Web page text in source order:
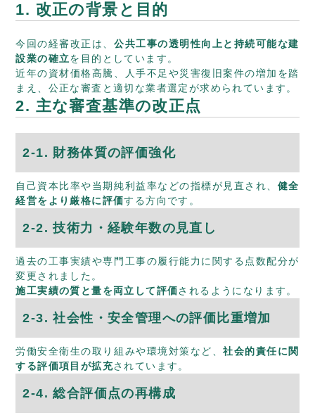
1. 改正の背景と目的
今回の経審改正は、 公共工事の透明性向上と持続可能な建
設業の確立を目的としています。
近年の資材価格高騰、人手不足や災害復旧案件の増加を踏
まえ、公正な審査と適切な業者選定が求められています。
2. 主な審査基準の改正点
2‑1. 財務体質の評価強化
自己資本比率や当期純利益率などの指標が見直され、 健全
経営をより厳格に評価する方向です。
2‑2. 技術力・経験年数の見直し
過去の工事実績や専門工事の履行能力に関する点数配分が
変更されました。
施工実績の質と量を両立して評価されるようになります。
2‑3. 社会性・安全管理への評価比重増加
労働安全衛生の取り組みや環境対策など、社会的責任に関
する評価項目が拡充されています。
2‑4. 総合評価点の再構成